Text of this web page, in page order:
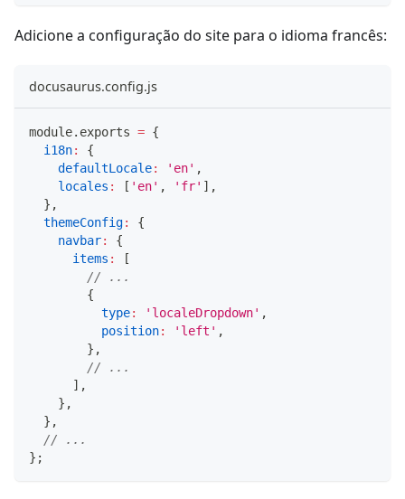
Adicione a configuração do site para o idioma francês:
docusaurus.config.js
module. exports = {
i18n:
{
defaultLocale: 'en' ,
locales : [ 'en' , 'fr' ] ,
} ,
themeConfig:
{
navbar:
{
items :
[
// ...
{
type: 'localeDropdown' ,
position: 'left' ,
} ,
// ...
] ,
} ,
} ,
// ...
} ;